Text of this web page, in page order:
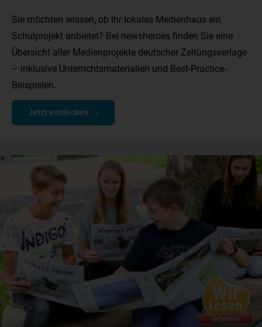
Sie möchten wissen, ob Ihr lokales Medienhaus ein
Schulprojekt anbietet? Bei newsheroes finden Sie eine
Übersicht aller Medienprojekte deutscher Zeitungsverlage
– inklusive Unterrichtsmaterialien und Best-Practice-
Beispielen.
Jetzt entdecken